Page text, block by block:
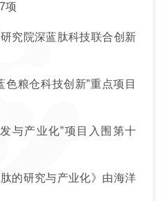
项
究院深蓝肽科技联合创新
色粮仓科技创新”重点项目
与产业化”项目入围第十
的研究与产业化》由海洋